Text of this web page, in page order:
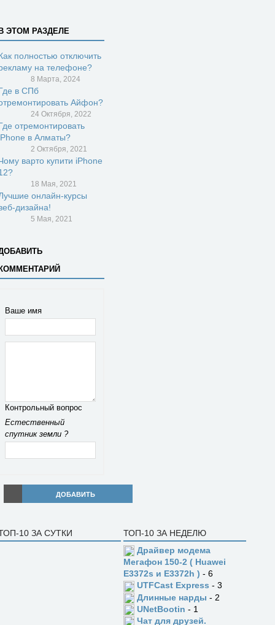
ЭТОМ РАЗДЕЛЕ
полностью отключить
на телефоне?
8 Марта, 2024
в СПб
Айфон?
24 Октября, 2022
отремонтировать
в Алматы?
2 Октября, 2021
варто купити iPhone
18 Мая, 2021
онлайн-курсы
дизайна!
5 Мая, 2021
Ваше имя
Контрольный вопрос
Естественный
спутник земли ?
ДОБАВИТЬ
10 ЗА СУТКИ
ТОП-10 ЗА НЕДЕЛЮ
Драйвер модема
Мегафон 150-2 ( Huawei
E3372s и E3372h ) - 6
UTFCast Express - 3
Длинные нарды - 2
UNetBootin - 1
Чат для друзей.